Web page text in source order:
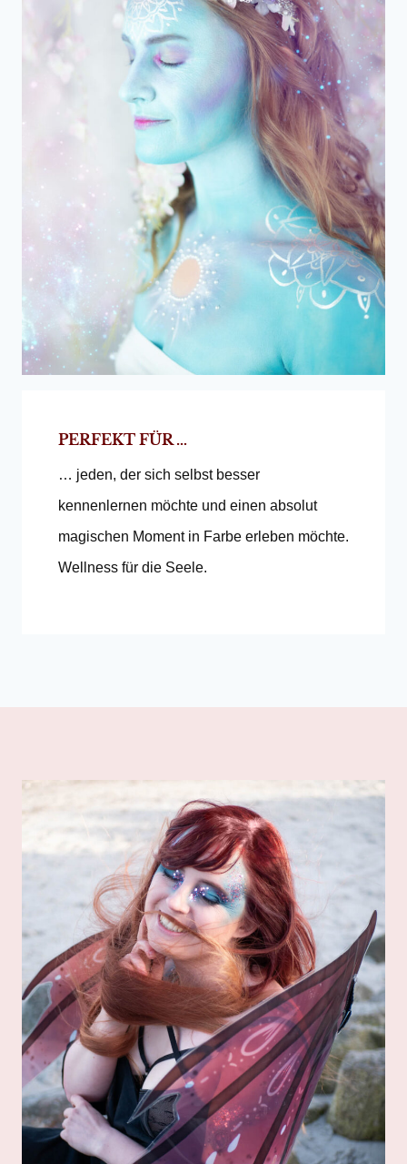
PERFEKT FÜR …
… jeden, der sich selbst besser
kennenlernen möchte und einen absolut
magischen Moment in Farbe erleben möchte.
Wellness für die Seele.